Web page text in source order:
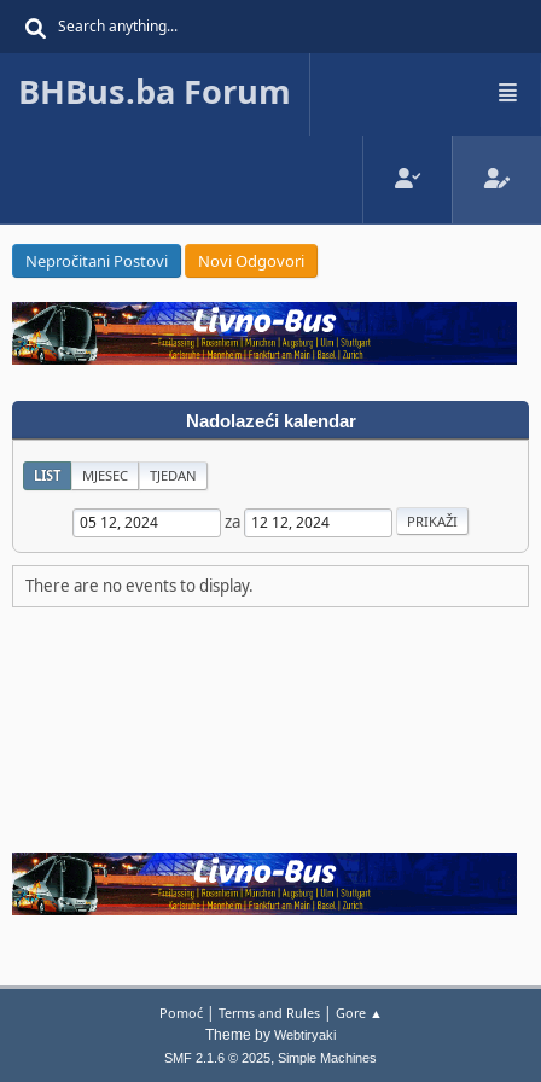
BHBus.ba Forum
Nepročitani Postovi Novi Odgovori
Nadolazeći kalendar
LIST MJESEC TJEDAN
za
There are no events to display.
Pomoć| Terms and Rules| Gore ▲
Theme by Webtiryaki
SMF 2.1.6 © 2025, Simple Machines